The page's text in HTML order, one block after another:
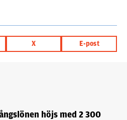
X E-post
höjs med 2 300